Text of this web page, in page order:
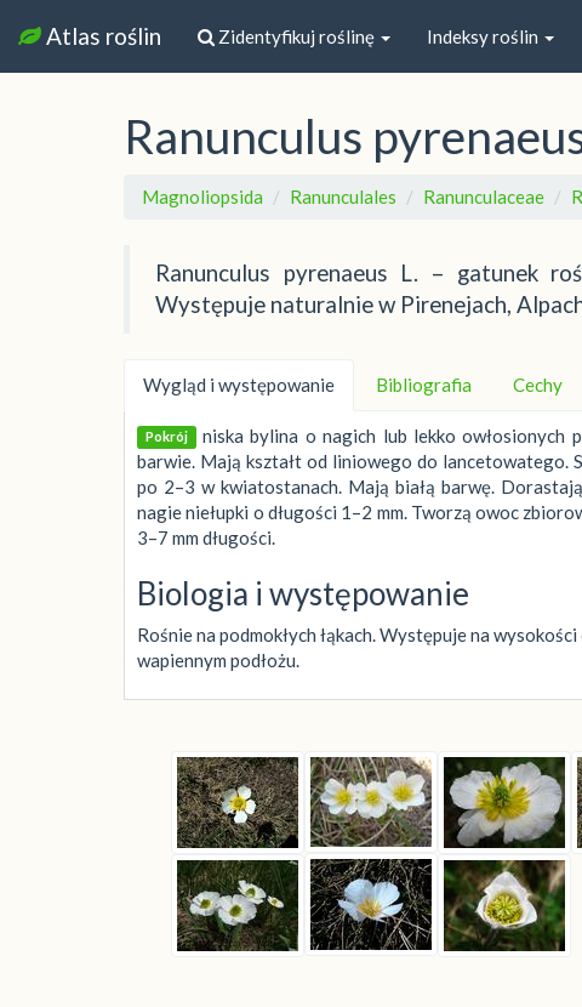
Atlas roślin Zidentyfikuj roślinę Indeksy roślin
Ranunculus
Magnoliopsida Ranunculales Ranunculaceae
Ranunculus pyrenaeus L. – gatunek
Występuje naturalnie w Pirenejach,
Wygląd i występowanie Bibliografia Cechy
Pokrój niska bylina o nagich lub lekko owłosionych
barwie. Mają kształt od liniowego do lancetowatego.
po 2–3 w kwiatostanach. Mają białą barwę.
nagie niełupki o długości 1–2 mm. Tworzą owoc
3–7 mm długości.
Biologia i występowanie
Rośnie na podmokłych łąkach. Występuje na
wapiennym podłożu.